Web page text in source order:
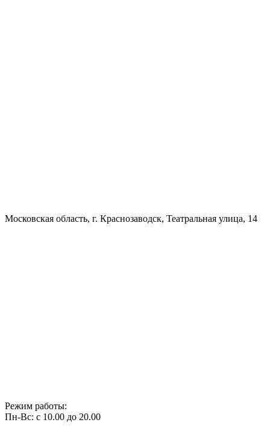
Московская область, г. Краснозаводск, Театральная улица, 14
Режим работы:
Пн-Вс: с 10.00 до 20.00